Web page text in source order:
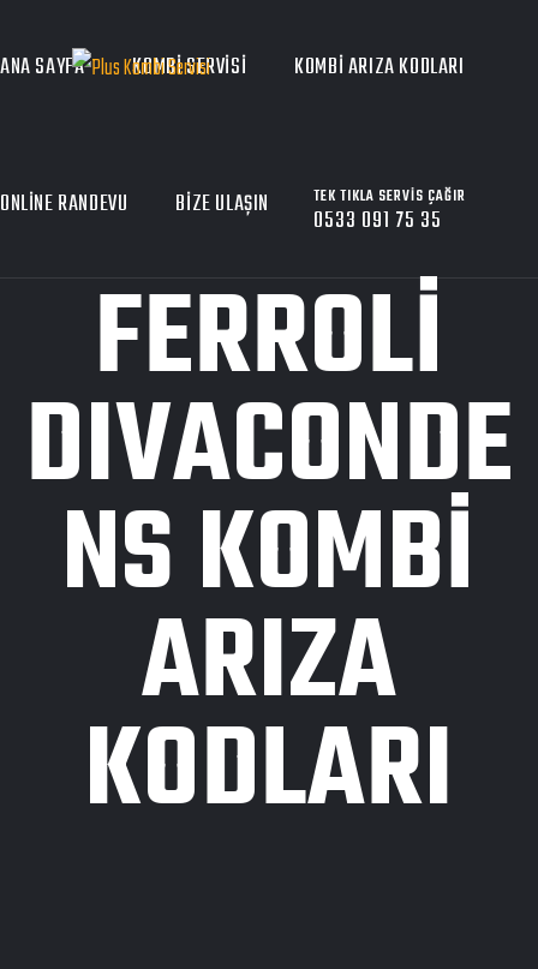
ANA SAYFA KOMBI SERVISI KOMBI ARIZA KODLARI
ONLINE RANDEVU BIZE ULAŞIN TEK TIKLA SERVIS ÇAĞIR
0533 091 75 35
FERROLI
DIVACONDE
NS KOMBI
ARIZA
KODLARI